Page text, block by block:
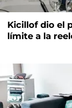
Kicillof dio el
límite a la